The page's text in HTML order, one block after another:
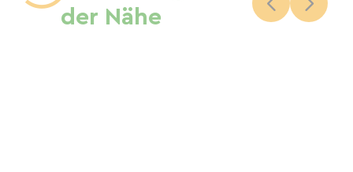
der Nähe